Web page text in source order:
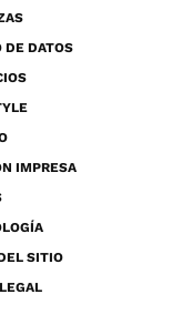
DE DATOS
IMPRESA
SITIO